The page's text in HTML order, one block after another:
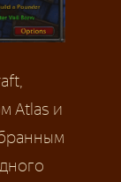
Atlas и